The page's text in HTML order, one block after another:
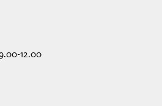
12.00